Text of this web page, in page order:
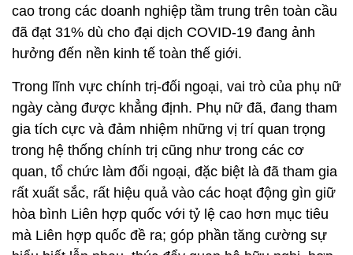
cao trong các doanh nghiệp tầm trung trên toàn cầu
đã đạt 31% dù cho đại dịch COVID-19 đang ảnh
hưởng đến nền kinh tế toàn thế giới.
Trong lĩnh vực chính trị-đối ngoại, vai trò của phụ nữ
ngày càng được khẳng định. Phụ nữ đã, đang tham
gia tích cực và đảm nhiệm những vị trí quan trọng
trong hệ thống chính trị cũng như trong các cơ
quan, tổ chức làm đối ngoại, đặc biệt là đã tham gia
rất xuất sắc, rất hiệu quả vào các hoạt động gìn giữ
hòa bình Liên hợp quốc với tỷ lệ cao hơn mục tiêu
mà Liên hợp quốc đề ra; góp phần tăng cường sự